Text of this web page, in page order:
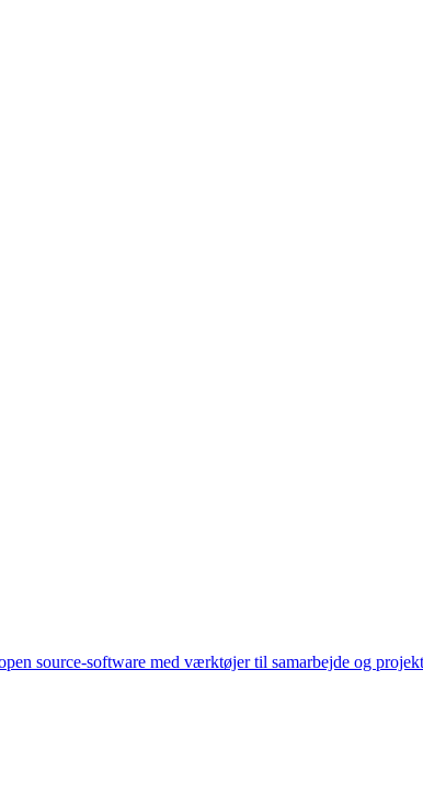
source-software med værktøjer til samarbejde og